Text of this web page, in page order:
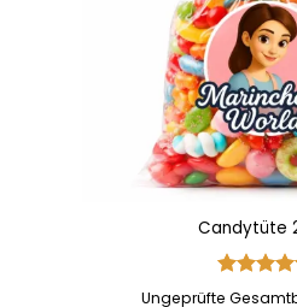
Candytüte
Bewertet
Ungeprüfte